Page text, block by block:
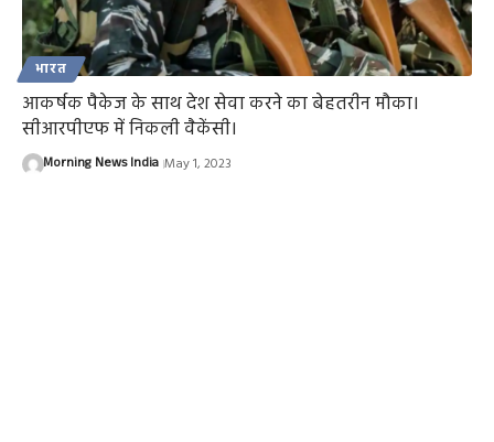
भारत
आकर्षक पैकेज के साथ देश सेवा करने का बेहतरीन मौका।
सीआरपीएफ में निकली वैकेंसी।
Morning News India May 1, 2023